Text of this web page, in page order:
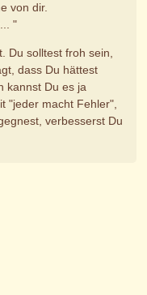
von dir.
"
Du solltest froh sein,
dass Du hättest
kannst Du es ja
"jeder macht Fehler",
verbesserst Du